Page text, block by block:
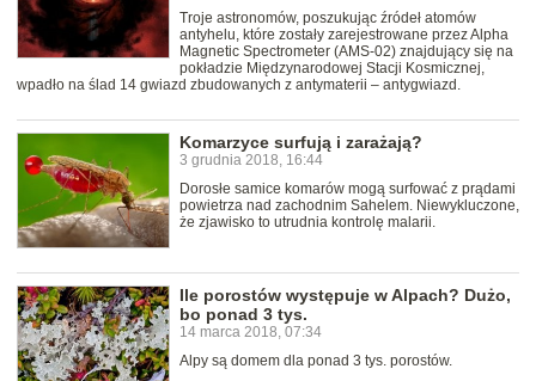
Troje astronomów, poszukując źródeł atomów
antyhelu, które zostały zarejestrowane przez Alpha
Magnetic Spectrometer (AMS-02) znajdujący się na
pokładzie Międzynarodowej Stacji Kosmicznej,
wpadło na ślad 14 gwiazd zbudowanych z antymaterii – antygwiazd.
Komarzyce surfują i zarażają?
3 grudnia 2018, 16:44
Dorosłe samice komarów mogą surfować z prądami
powietrza nad zachodnim Sahelem. Niewykluczone,
że zjawisko to utrudnia kontrolę malarii.
Ile porostów występuje w Alpach? Dużo,
bo ponad 3 tys.
14 marca 2018, 07:34
Alpy są domem dla ponad 3 tys. porostów.